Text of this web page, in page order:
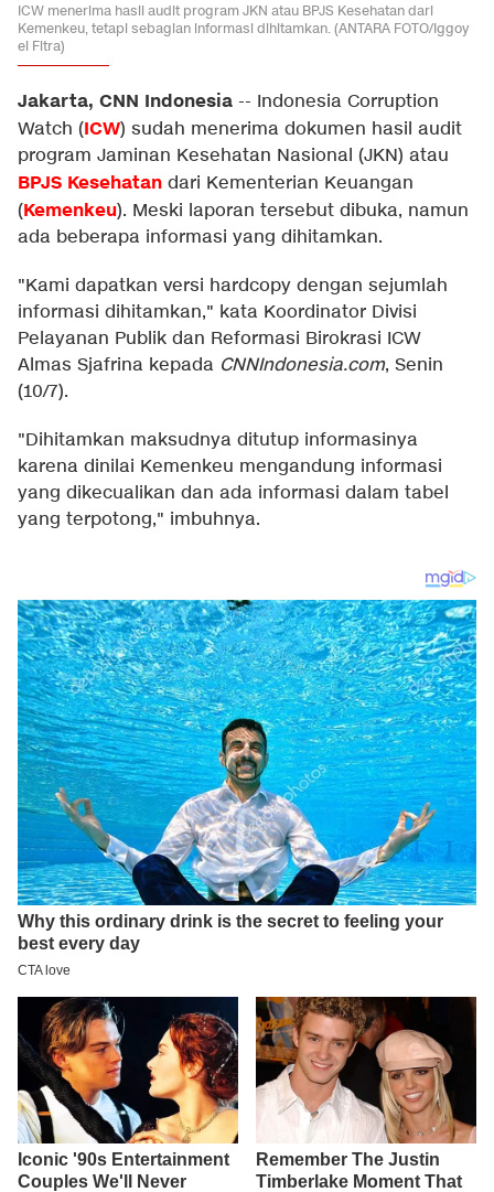
ICW menerima hasil audit program JKN atau BPJS Kesehatan dari
Kemenkeu, tetapi sebagian informasi dihitamkan. (ANTARA FOTO/Iggoy
el Fitra)
Jakarta, CNN Indonesia -- Indonesia Corruption
Watch (ICW) sudah menerima dokumen hasil audit
program Jaminan Kesehatan Nasional (JKN) atau
BPJS Kesehatan dari Kementerian Keuangan
(Kemenkeu). Meski laporan tersebut dibuka, namun
ada beberapa informasi yang dihitamkan.
"Kami dapatkan versi hardcopy dengan sejumlah
informasi dihitamkan," kata Koordinator Divisi
Pelayanan Publik dan Reformasi Birokrasi ICW
Almas Sjafrina kepada CNNIndonesia.com, Senin
(10/7).
"Dihitamkan maksudnya ditutup informasinya
karena dinilai Kemenkeu mengandung informasi
yang dikecualikan dan ada informasi dalam tabel
yang terpotong," imbuhnya.